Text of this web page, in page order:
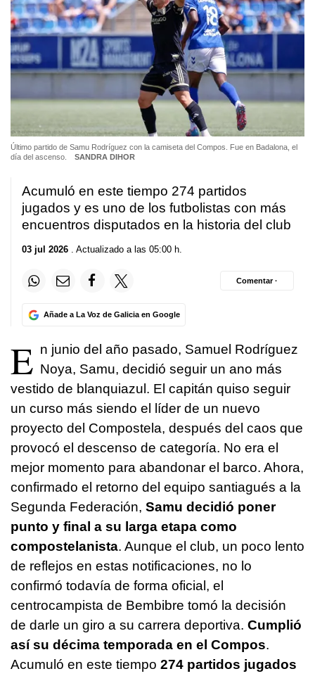
Último partido de Samu Rodríguez con la camiseta del Compos. Fue en Badalona, el
día del ascenso.
SANDRA DIHOR
Acumuló en este tiempo 274 partidos
jugados y es uno de los futbolistas con más
encuentros disputados en la historia del club
03 jul 2026 . Actualizado a las 05:00 h.
Añade a La Voz de Galicia en Google
Comentar ·
E n junio del año pasado, Samuel Rodríguez
Noya, Samu, decidió seguir un ano más
vestido de blanquiazul. El capitán quiso seguir
un curso más siendo el líder de un nuevo
proyecto del Compostela, después del caos que
provocó el descenso de categoría. No era el
mejor momento para abandonar el barco. Ahora,
confirmado el retorno del equipo santiagués a la
Segunda Federación, Samu decidió poner
punto y final a su larga etapa como
compostelanista. Aunque el club, un poco lento
de reflejos en estas notificaciones, no lo
confirmó todavía de forma oficial, el
centrocampista de Bembibre tomó la decisión
de darle un giro a su carrera deportiva. Cumplió
así su décima temporada en el Compos.
Acumuló en este tiempo 274 partidos jugados